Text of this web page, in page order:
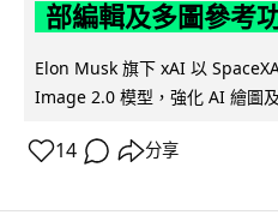
部編輯及多圖參考
Elon Musk 旗下 xAI 以
Image 2.0 模型，強化 AI 繪圖
14 分享